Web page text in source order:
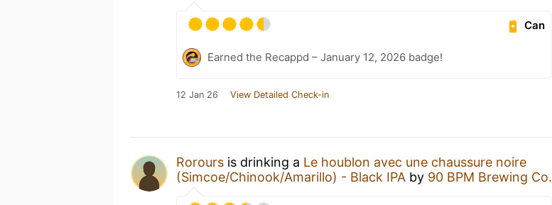
Can
Earned the Recappd – January 12, 2026 badge!
12 Jan 26 View Detailed Check-in
Rorours is drinking a Le houblon avec une chaussure noire
(Simcoe/Chinook/Amarillo) - Black IPA by 90 BPM Brewing Co.